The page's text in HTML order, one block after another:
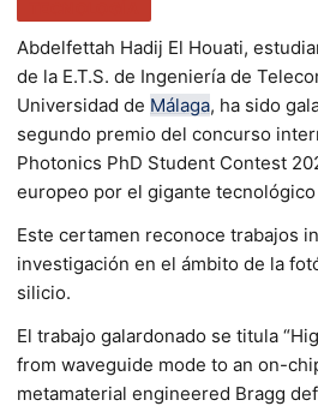
Abdelfettah Hadij El Houati,
de la E.T.S. de Ingeniería de
Universidad de Málaga, ha sido
segundo premio del concurso
Photonics PhD Student Contest
europeo por el gigante tecnológico
Este certamen reconoce trabajos
investigación en el ámbito de la
silicio.
El trabajo galardonado se titula
from waveguide mode to an on-
metamaterial engineered Bragg